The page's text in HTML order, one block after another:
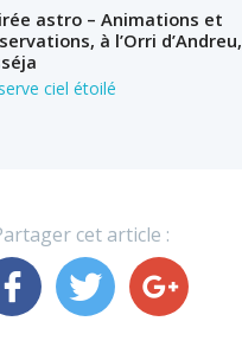
astro – Animations et
à l’Orri d’Andreu,
ciel étoilé
cet article :